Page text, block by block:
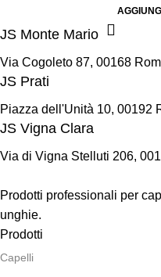
JS Monte Mario
Via Cogoleto 87, 00168
JS Prati
Piazza dell'Unità 10, 00192
JS Vigna Clara
Via di Vigna Stelluti 206,
Prodotti professionali per
unghie.
Prodotti
Capelli